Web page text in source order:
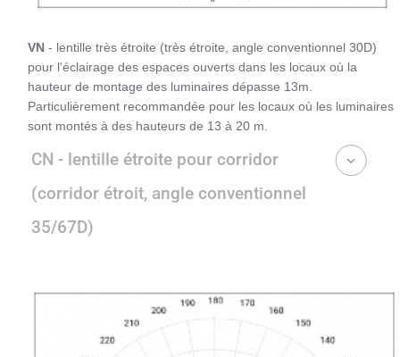
VN - lentille très étroite (très étroite, angle conventionnel 30D)
pour l'éclairage des espaces ouverts dans les locaux où la
hauteur de montage des luminaires dépasse 13m.
Particulièrement recommandée pour les locaux où les luminaires
sont montés à des hauteurs de 13 à 20 m.
CN - lentille étroite pour corridor
(corridor étroit, angle conventionnel
35/67D)